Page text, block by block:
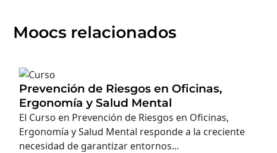
Moocs relacionados
Prevención de Riesgos en Oficinas,
Ergonomía y Salud Mental
El Curso en Prevención de Riesgos en Oficinas,
Ergonomía y Salud Mental responde a la creciente
necesidad de garantizar entornos...